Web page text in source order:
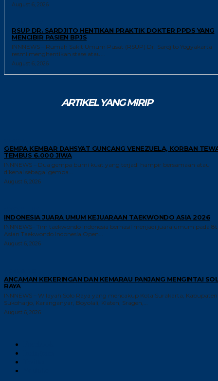
August 6, 2026
RSUP DR. SARDJITO HENTIKAN PRAKTIK DOKTER PPDS YANG
MENCIBIR PASIEN BPJS
INNNEWS – Rumah Sakit Umum Pusat (RSUP) Dr. Sardjito Yogyakarta
resmi menghentikan stase atau...
August 6, 2026
ARTIKEL YANG MIRIP
GEMPA KEMBAR DAHSYAT GUNCANG VENEZUELA, KORBAN
TEMBUS 6.000 JIWA
INNNEWS – Dua gempa bumi kuat yang terjadi hampir bersamaan atau
dikenal sebagai gempa...
August 6, 2026
INDONESIA JUARA UMUM KEJUARAAN TAEKWONDO ASIA 2026
INNNEWS– Tim taekwondo Indonesia berhasil menjadi juara umum pada
Asian Taekwondo Indonesia Open...
August 6, 2026
ANCAMAN KEKERINGAN DAN KEMARAU PANJANG MENGINTAI
RAYA
INNNEWS – Wilayah Solo Raya yang mencakup Kota Surakarta, Kabupaten
Sukoharjo, Karanganyar, Boyolali, Klaten, Sragen,...
August 6, 2026